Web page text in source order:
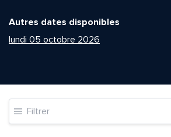
Autres dates disponibles
lundi 05 octobre 2026
Filtrer